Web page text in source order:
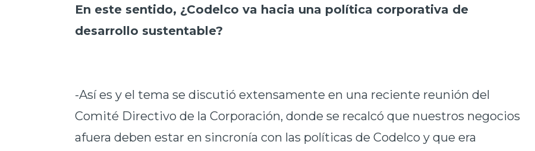
En este sentido, ¿Codelco va hacia una política corporativa de
desarrollo sustentable?
-Así es y el tema se discutió extensamente en una reciente reunión del
Comité Directivo de la Corporación, donde se recalcó que nuestros negocios
afuera deben estar en sincronía con las políticas de Codelco y que era